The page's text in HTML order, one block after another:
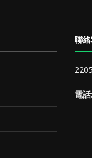
聯
電話: